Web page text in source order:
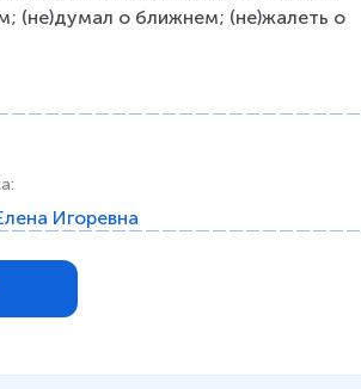
(не)думал о ближнем; (не)жалеть о
:
Игоревна